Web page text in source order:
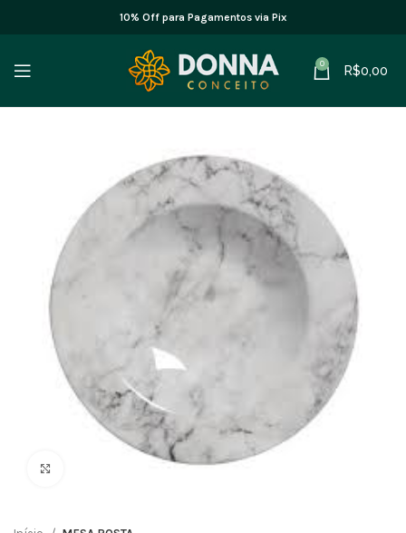
10% Off para Pagamentos via Pix
0 R$0,00